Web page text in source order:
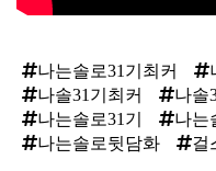
나는솔로31기최커
나솔31기최커
나솔
나는솔로31기
나는
나는솔로뒷담화
걸